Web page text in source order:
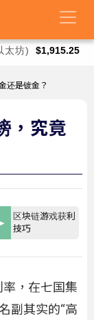
太坊) $1,915.25
还是镀金？
，究竟
区块链游戏获利
技巧
，在七国集
副其实的“高